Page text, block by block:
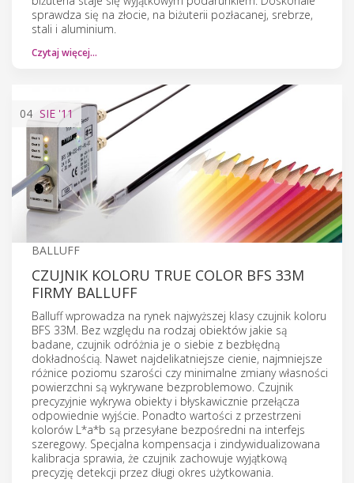
sprawdza się na złocie, na biżuterii pozłacanej, srebrze,
stali i aluminium.
Czytaj więcej…
04 SIE '11
BALLUFF
CZUJNIK KOLORU TRUE COLOR BFS 33M
FIRMY BALLUFF
Balluff wprowadza na rynek najwyższej klasy czujnik koloru
BFS 33M. Bez względu na rodzaj obiektów jakie są
badane, czujnik odróżnia je o siebie z bezbłędną
dokładnością. Nawet najdelikatniejsze cienie, najmniejsze
różnice poziomu szarości czy minimalne zmiany własności
powierzchni są wykrywane bezproblemowo. Czujnik
precyzyjnie wykrywa obiekty i błyskawicznie przełącza
odpowiednie wyjście. Ponadto wartości z przestrzeni
kolorów L*a*b są przesyłane bezpośredni na interfejs
szeregowy. Specjalna kompensacja i zindywidualizowana
kalibracja sprawia, że czujnik zachowuje wyjątkową
precyzję detekcji przez długi okres użytkowania.